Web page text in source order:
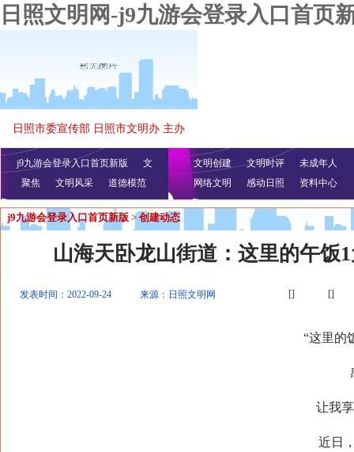
日照文明网-j9九游会登录入口首页
日照市委宣传部 日照市文明办 主办
j9九游会登录入口首页新版
文
明播报
公益视频
聚焦 文明风采 道德模范
文明创建 文明时评
未成年人
网络文明
感动日照 资料中心
j9九游会登录入口首页新版 > 创建动态
山海天卧龙山街道：这里的午饭
发表时间：2022-09-24 来源：日照文明网 [] []
“这里的饭
感
让我享
近日，